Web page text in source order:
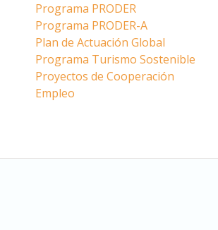
Programa PRODER
Programa PRODER-A
Plan de Actuación Global
Programa Turismo Sostenible
Proyectos de Cooperación
Empleo